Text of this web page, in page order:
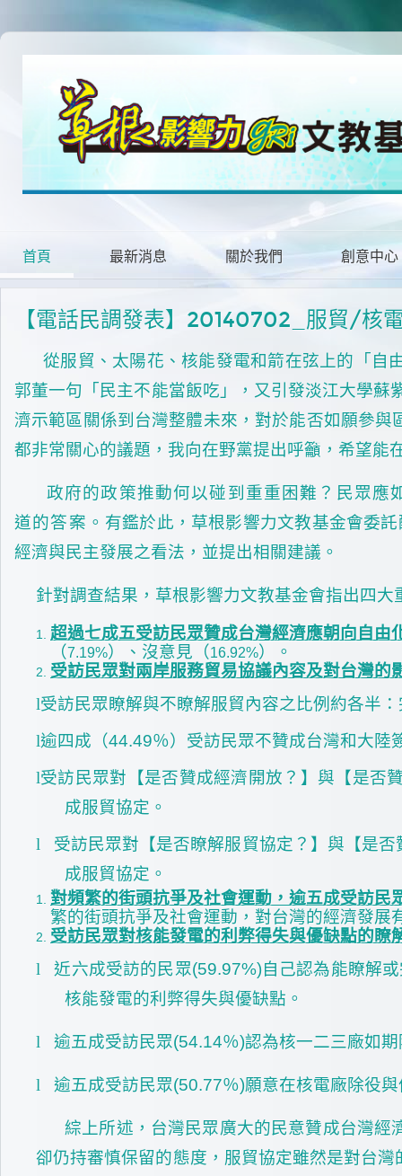
首頁 最新消息 關於我們 創意中心
【電話民調發表】20140702_服貿/核
從服貿、太陽花、核能發電和箭在弦上的「自
郭董一句「民主不能當飯吃」，又引發淡江大學
濟示範區關係到台灣整體未來，對於能否如願參
都非常關心的議題，我向在野黨提出呼籲，希望能
政府的政策推動何以碰到重重困難？民眾應
道的答案。 有鑑於此，草根影響力文教基金會委
經濟與民主發展之看法，並提出相關建議。
針對調查結果，草根影響力文教基金會指出四大
超過七成五受訪民眾贊成台灣經濟應朝向自由
（7.19%）、沒意見（16.92%）。
受訪民眾對兩岸服務貿易協議內容及對台灣的
l受訪民眾瞭解與不瞭解服貿內容之比例約各半
l逾四成（44.49％）受訪民眾不贊成台灣和大
l受訪民眾對【是否贊成經濟開放？】與【是否
成服貿協定。
l
受訪民眾對【是否瞭解服貿協定？】與【是
成服貿協定。
對頻繁的街頭抗爭及社會運動，逾五成受訪
繁的街頭抗爭及社會運動，對台灣的經濟發
受訪民眾對核能發電的利弊得失與優缺點的瞭
l
近六成受訪的民眾(59.97%)自己認為能瞭解
核能發電的利弊得失與優缺點。
l 逾五成受訪民眾(54.14％)認為核一二三廠如
l 逾五成受訪民眾(50.77％)願意在核電廠除役
綜上所述，台灣民眾廣大的民意贊成台灣
卻仍持審慎保留的態度，服貿協定雖然是對台